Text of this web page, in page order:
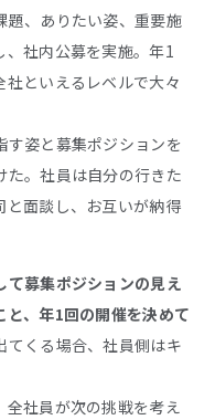
題、ありたい姿、重要施
、社内公募を実施。年1
といえるレベルで大々
す姿と募集ポジションを
た。社員は自分の行きた
と面談し、お互いが納得
て募集ポジションの見え
と、年1回の開催を決めて
てくる場合、社員側はキ
全社員が次の挑戦を考え